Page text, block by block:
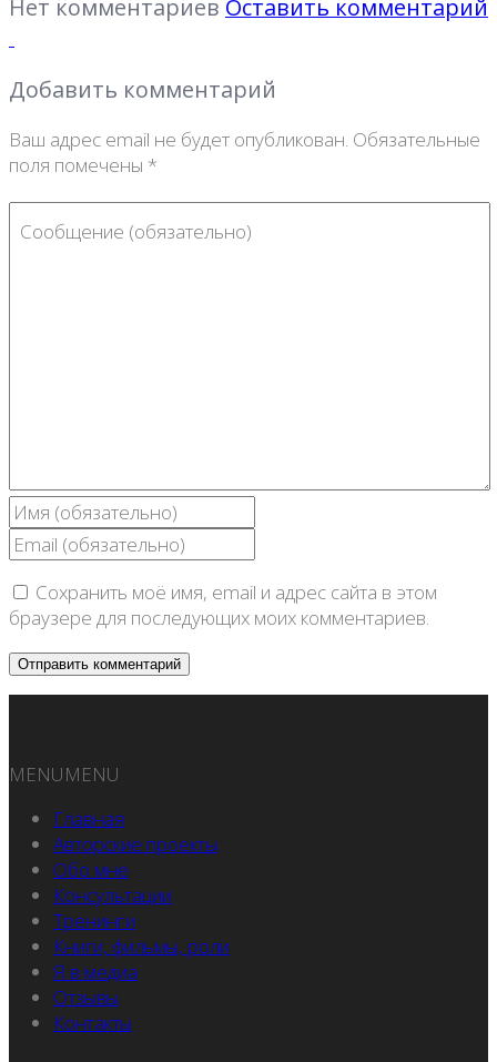
Нет комментариев Оставить комментарий
Добавить комментарий
Ваш адрес email не будет опубликован. Обязательные
поля помечены *
Сохранить моё имя, email и адрес сайта в этом
браузере для последующих моих комментариев.
MENUMENU
Главная
Авторские проекты
Обо мне
Консультации
Тренинги
Книги, фильмы, роли
Я в медиа
Отзывы
Контакты